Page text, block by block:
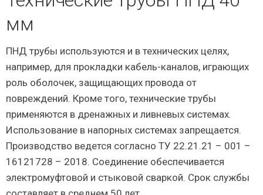
мм
ПНД трубы используются и в технических целях,
например, для прокладки кабель-каналов, играющих
роль оболочек, защищающих провода от
повреждений. Кроме того, технические трубы
применяются в дренажных и ливневых системах.
Использование в напорных системах запрещается.
Производство ведется согласно ТУ 22.21.21 – 001 –
16121728 – 2018. Соединение обеспечивается
электромуфтовой и стыковой сваркой. Срок службы